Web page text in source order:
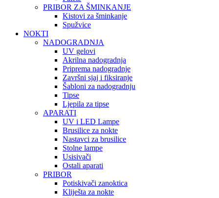
PRIBOR ZA ŠMINKANJE
Kistovi za šminkanje
Spužvice
NOKTI
NADOGRADNJA
UV gelovi
Akrilna nadogradnja
Priprema nadogradnje
Završni sjaj i fiksiranje
Šabloni za nadogradnju
Tipse
Ljepila za tipse
APARATI
UV i LED Lampe
Brusilice za nokte
Nastavci za brusilice
Stolne lampe
Usisivači
Ostali aparati
PRIBOR
Potiskivači zanoktica
Kliješta za nokte